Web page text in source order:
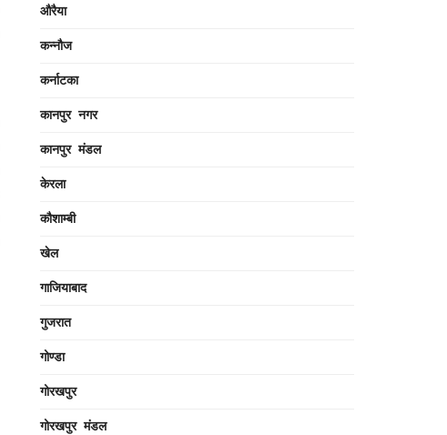
औरैया
कन्नौज
कर्नाटका
कानपुर नगर
कानपुर मंडल
केरला
कौशाम्बी
खेल
गाजियाबाद
गुजरात
गोण्डा
गोरखपुर
गोरखपुर मंडल